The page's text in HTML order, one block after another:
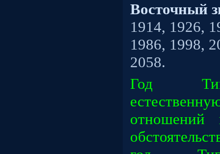
Восточный
1914, 1926,
1986, 1998,
2058.
Год
отношений